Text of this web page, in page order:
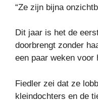
“Ze zijn bijna
Dit jaar is het de
doorbrengt zonder
een paar weken voor
Fiedler zei dat ze
kleindochters en de